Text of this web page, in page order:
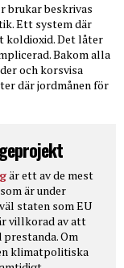
brukar beskrivas
Ett system där
koldioxid. Det låter
Bakom alla
och korsvisa
där jordmånen för
är ett av de mest
är under
staten som EU
villkorad av att
Om
klimatpolitiska